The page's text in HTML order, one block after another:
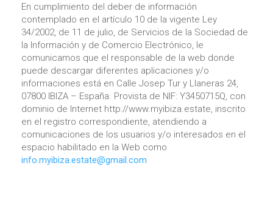
En cumplimiento del deber de información
contemplado en el artículo 10 de la vigente Ley
34/2002, de 11 de julio, de Servicios de la Sociedad de
la Información y de Comercio Electrónico, le
comunicamos que el responsable de la web donde
puede descargar diferentes aplicaciones y/o
informaciones está en Calle Josep Tur y Llaneras 24,
07800 IBIZA – España. Provista de NIF: Y3450715Q, con
dominio de Internet http://www.myibiza.estate, inscrito
en el registro correspondiente, atendiendo a
comunicaciones de los usuarios y/o interesados en el
espacio habilitado en la Web como
info.myibiza.estate@gmail.com